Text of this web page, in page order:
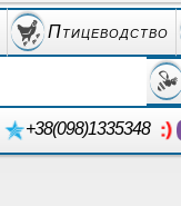
Птицеводство
+38(098)1335348